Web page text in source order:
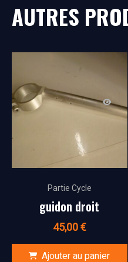
AUTRES
Partie Cycle
guidon droit
45,00€
Ajouter au panier